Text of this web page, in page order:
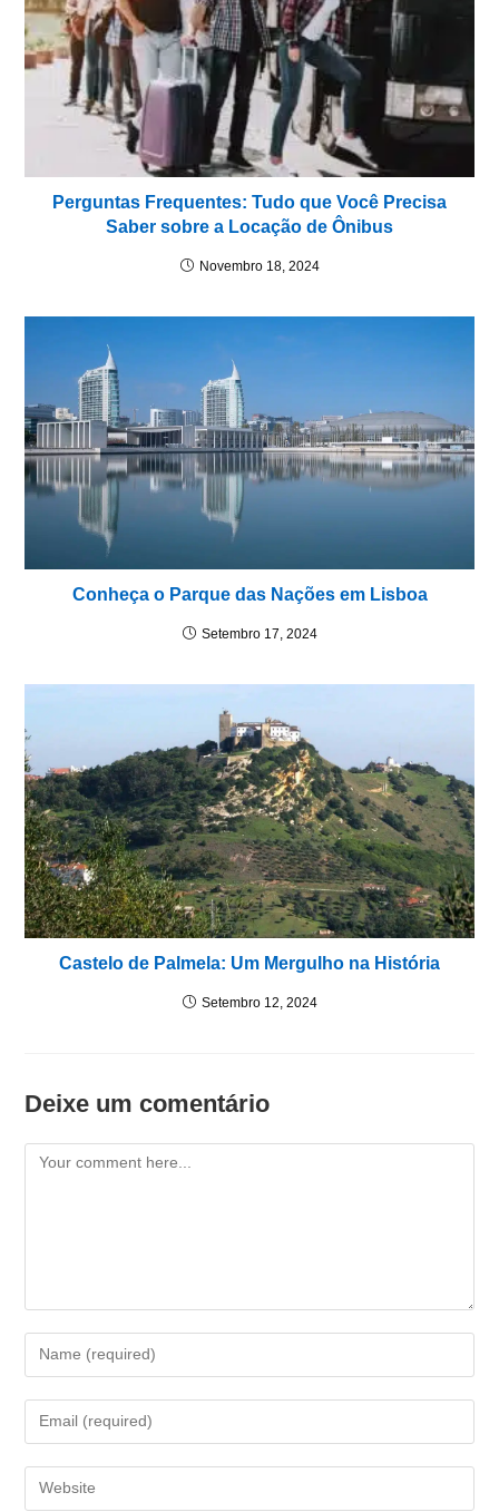
Perguntas Frequentes: Tudo que Você Precisa
Saber sobre a Locação de Ônibus
Novembro 18, 2024
Conheça o Parque das Nações em Lisboa
Setembro 17, 2024
Castelo de Palmela: Um Mergulho na História
Setembro 12, 2024
Deixe um comentário